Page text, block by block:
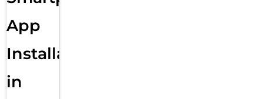
Mikrofone und erst recht keine Blasen unter dem Schutzglas.
App
Installation
in